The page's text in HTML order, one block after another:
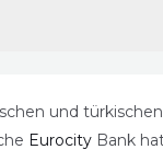
und
EurocityBank